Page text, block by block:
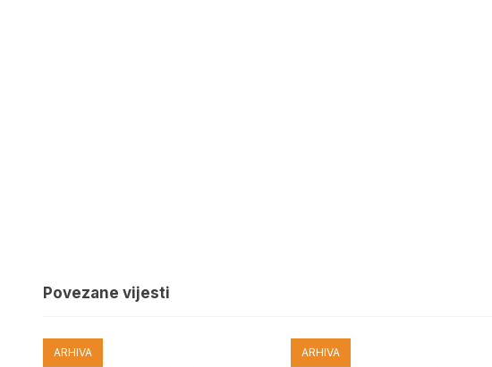
Povezane vijesti
ARHIVA ARHIVA